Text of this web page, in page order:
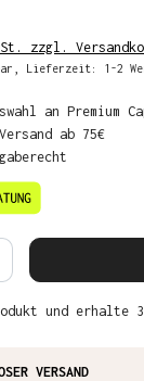
zzgl.
Lieferzeit: 1-2
an Premium
ab 75€
und erhalte 32
VERSAND